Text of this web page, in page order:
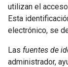
utilizan el
Esta
electrónico, se
Las fuentes de
administrador,